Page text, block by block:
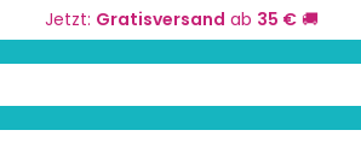
Jetzt: Gratisversand ab 35 € 🚚